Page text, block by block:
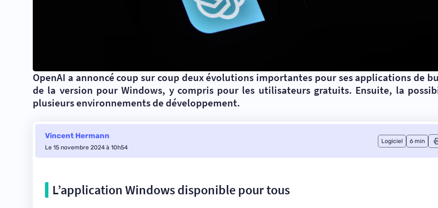
OpenAI a annoncé coup sur coup deux évolutions importantes pour ses applications de
de la version pour Windows, y compris pour les utilisateurs gratuits. Ensuite, la
plusieurs environnements de développement.
Vincent Hermann
Le 15 novembre 2024 à 10h54
Logiciel 6 min
L’application Windows disponible pour tous